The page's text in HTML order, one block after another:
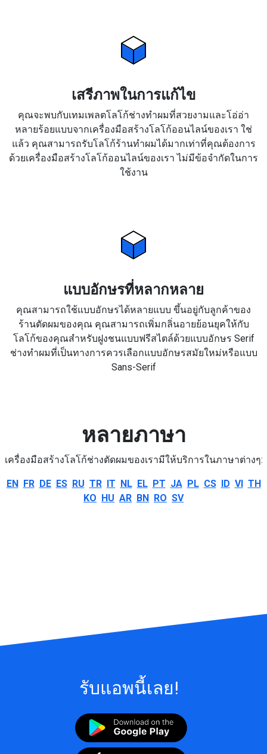
เสรีภาพในการแก้ไข
คุณจะพบกับเทมเพลตโลโก้ช่างทำผมที่สวยงามและโอ่อ่า
หลายร้อยแบบจากเครื่องมือสร้างโลโก้ออนไลน์ของเรา ใช่
แล้ว คุณสามารถรับโลโก้ร้านทำผมได้มากเท่าที่คุณต้องการ
ด้วยเครื่องมือสร้างโลโก้ออนไลน์ของเรา ไม่มีข้อจำกัดในการ
ใช้งาน
แบบอักษรที่หลากหลาย
คุณสามารถใช้แบบอักษรได้หลายแบบ ขึ้นอยู่กับลูกค้าของ
ร้านตัดผมของคุณ คุณสามารถเพิ่มกลิ่นอายย้อนยุคให้กับ
โลโก้ของคุณสำหรับฝูงชนแบบฟรีสไตล์ด้วยแบบอักษร Serif
ช่างทำผมที่เป็นทางการควรเลือกแบบอักษรสมัยใหม่หรือแบบ
Sans-Serif
หลายภาษา
เครื่องมือสร้างโลโก้ช่างตัดผมของเรามีให้บริการในภาษาต่างๆ:
EN FR DE ES RU TR IT NL EL PT JA PL CS ID VI TH
KO HU AR BN RO SV
รับแอพนี้เลย!